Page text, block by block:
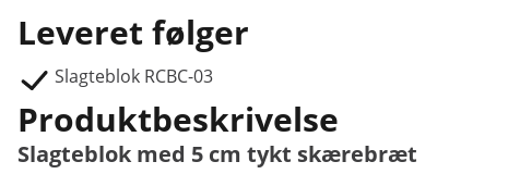
Leveret følger
Slagteblok RCBC-03
Produktbeskrivelse
Slagteblok med 5 cm tykt skærebræt